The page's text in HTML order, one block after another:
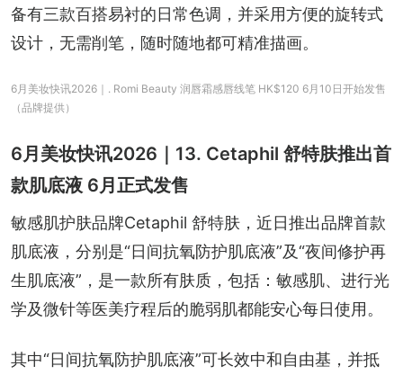
备有三款百搭易衬的日常色调，并采用方便的旋转式
设计，无需削笔，随时随地都可精准描画。
6月美妆快讯2026｜. Romi Beauty 润唇霜感唇线笔 HK$120 6月10日开始发售
（品牌提供）
6月美妆快讯2026｜13. Cetaphil 舒特肤推出首
款肌底液 6月正式发售
敏感肌护肤品牌Cetaphil 舒特肤，近日推出品牌首款
肌底液，分别是“日间抗氧防护肌底液”及“夜间修护再
生肌底液”，是一款所有肤质，包括：敏感肌、进行光
学及微针等医美疗程后的脆弱肌都能安心每日使用。
其中“日间抗氧防护肌底液”可长效中和自由基，并抵